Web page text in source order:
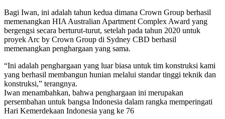
Bagi Iwan, ini adalah tahun kedua dimana Crown Group berhasil
memenangkan HIA Australian Apartment Complex Award yang
bergengsi secara berturut-turut, setelah pada tahun 2020 untuk
proyek Arc by Crown Group di Sydney CBD berhasil
memenangkan penghargaan yang sama.
“Ini adalah penghargaan yang luar biasa untuk tim konstruksi kami
yang berhasil membangun hunian melalui standar tinggi teknik dan
konstruksi,” terangnya.
Iwan menambahkan, bahwa penghargaan ini merupakan
persembahan untuk bangsa Indonesia dalam rangka memperingati
Hari Kemerdekaan Indonesia yang ke 76